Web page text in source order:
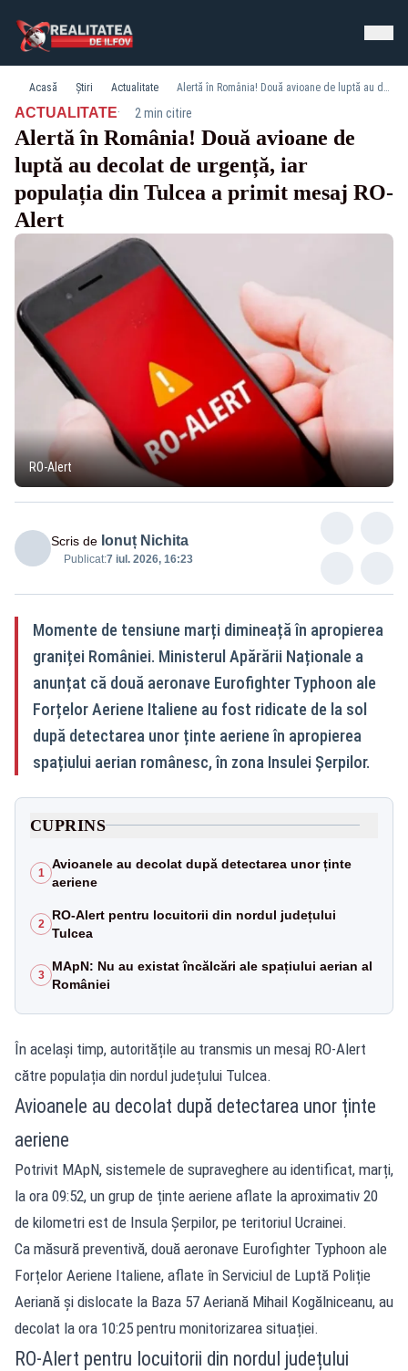
Acasă Știri Actualitate Alertă în România! Două avioane de luptă au decolat de urgență, iar populația din Tulcea a primit mesaj RO-Alert
ACTUALITATE· 2 min citire
Alertă în România! Două avioane de
luptă au decolat de urgență, iar
populația din Tulcea a primit mesaj RO-
Alert
RO-Alert
Scris de Ionuț Nichita
Publicat:7 iul. 2026, 16:23
Momente de tensiune marți dimineață în apropierea
graniței României. Ministerul Apărării Naționale a
anunțat că două aeronave Eurofighter Typhoon ale
Forțelor Aeriene Italiene au fost ridicate de la sol
după detectarea unor ținte aeriene în apropierea
spațiului aerian românesc, în zona Insulei Șerpilor.
CUPRINS
1
Avioanele au decolat după detectarea unor ținte
aeriene
2
RO-Alert pentru locuitorii din nordul județului
Tulcea
3
MApN: Nu au existat încălcări ale spațiului aerian al
României
În același timp, autoritățile au transmis un mesaj RO-Alert
către populația din nordul județului Tulcea.
Avioanele au decolat după detectarea unor ținte
aeriene
Potrivit MApN, sistemele de supraveghere au identificat, marți,
la ora 09:52, un grup de ținte aeriene aflate la aproximativ 20
de kilometri est de Insula Șerpilor, pe teritoriul Ucrainei.
Ca măsură preventivă, două aeronave Eurofighter Typhoon ale
Forțelor Aeriene Italiene, aflate în Serviciul de Luptă Poliție
Aeriană și dislocate la Baza 57 Aeriană Mihail Kogălniceanu, au
decolat la ora 10:25 pentru monitorizarea situației.
RO-Alert pentru locuitorii din nordul județului